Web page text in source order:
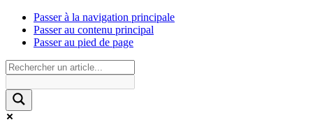
Passer à la navigation principale
Passer au contenu principal
Passer au pied de page